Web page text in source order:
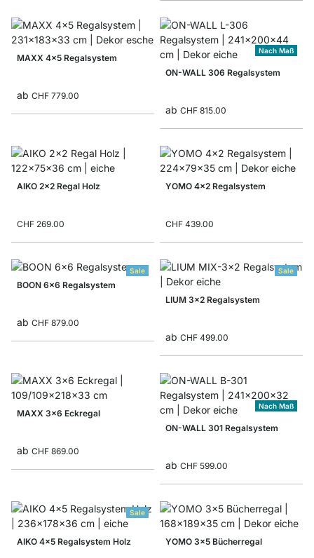
MAXX 4x5 Regalsystem
ab CHF 779.00
Nach Maß
ON-WALL 306 Regalsystem
ab CHF 815.00
AIKO 2x2 Regal Holz
CHF 269.00
YOMO 4x2 Regalsystem
CHF 439.00
Sale
BOON 6x6 Regalsystem
ab CHF 879.00
Sale
LIUM 3x2 Regalsystem
ab CHF 499.00
MAXX 3x6 Eckregal
ab CHF 869.00
Nach Maß
ON-WALL 301 Regalsystem
ab CHF 599.00
Sale
AIKO 4x5 Regalsystem Holz YOMO 3x5 Bücherregal